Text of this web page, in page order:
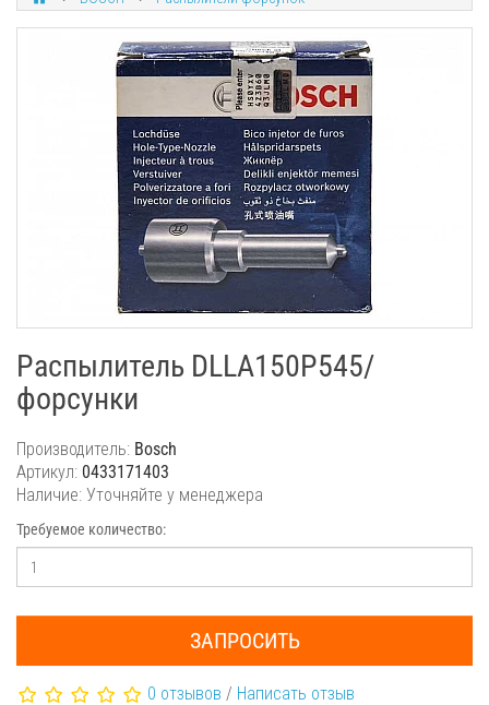
Распылитель DLLA150P545/
форсунки
Производитель: Bosch
Артикул: 0433171403
Наличие: Уточняйте у менеджера
Требуемое количество:
ЗАПРОСИТЬ
0 отзывов / Написать отзыв